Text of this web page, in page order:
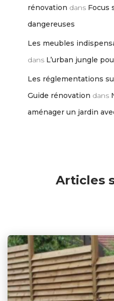
rénovation dans Focus
dangereuses
Les meubles
dans L’urban jungle
Les réglementations
Guide rénovation dans
aménager un jardin
Articles